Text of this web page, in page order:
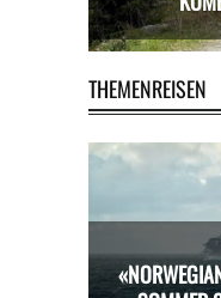
THEMENREISEN